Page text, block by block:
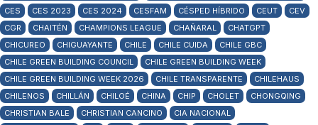
CES
CES 2023 CES 2024 CESFAM CÉSPED HÍBRIDO CEUT
CEV
CGR
CHAITÉN CHAMPIONS LEAGUE CHAÑARAL
CHATGPT
CHICUREO
CHIGUAYANTE CHILE CHILE CUIDA
CHILE GBC
CHILE GREEN BUILDING COUNCIL
CHILE GREEN BUILDING WEEK
CHILE GREEN BUILDING WEEK 2026
CHILE TRANSPARENTE
CHILEHAUS
CHILENOS
CHILLÁN CHILOÉ CHINA CHIP CHOLET
CHONGQING
CHRISTIAN BALE
CHRISTIAN CANCINO
CIA NACIONAL